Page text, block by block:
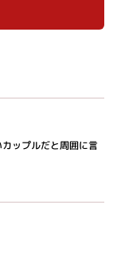
ップルだと周囲に言